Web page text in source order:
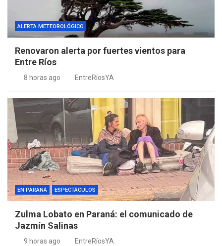
ALERTA METEOROLÓGICO
Renovaron alerta por fuertes vientos para
Entre Ríos
8 horas ago EntreRíosYA
EN PARANÁ ESPECTÁCULOS
Zulma Lobato en Paraná: el comunicado de
Jazmín Salinas
9 horas ago EntreRíosYA